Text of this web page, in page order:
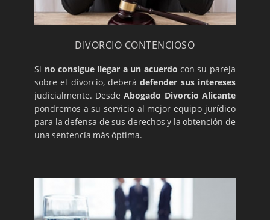
DIVORCIO CONTENCIOSO
Si no consigue llegar a un acuerdo con su pareja
sobre el divorcio, deberádefender sus intereses
judicialmente. DesdeAbogado Divorcio Alicante
pondremos a su servicio al mejor equipo jurídico
para la defensa de sus derechos y la obtención de
una sentencía más óptima.